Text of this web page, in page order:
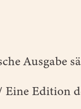
Ausgabe
Eine